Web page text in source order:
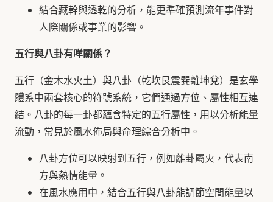
結合藏幹與透乾的分析，能更準確預測流年事件對
人際關係或事業的影響。
五行與八卦有咩關係？
五行（金木水火土）與八卦（乾坎艮震巽離坤兌）是玄學
體系中兩套核心的符號系統，它們通過方位、屬性相互連
結。八卦的每一卦都蘊含特定的五行屬性，用以分析能量
流動，常見於風水佈局與命理綜合分析中。
八卦方位可以映射到五行，例如離卦屬火，代表南
方與熱情能量。
在風水應用中，結合五行與八卦能調節空間能量以